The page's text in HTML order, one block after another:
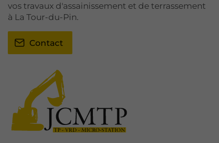
vos travaux d'assainissement et de terrassement
à La Tour-du-Pin.
Contact